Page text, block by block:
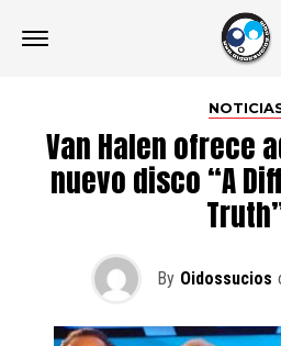
Van Halen ofrece
nuevo disco “A
By Oidossucios